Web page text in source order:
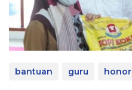
bantuan guru honor